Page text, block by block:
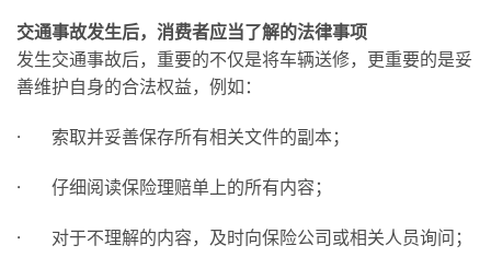
交通事故发生后，消费者应当了解的法律事项
发生交通事故后，重要的不仅是将车辆送修，更重要的是妥
善维护自身的合法权益，例如：
· 索取并妥善保存所有相关文件的副本；
· 仔细阅读保险理赔单上的所有内容；
· 对于不理解的内容，及时向保险公司或相关人员询问；